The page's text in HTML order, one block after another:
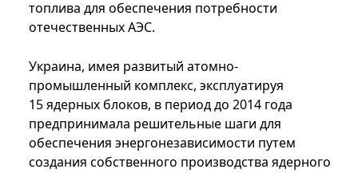
топлива для обеспечения потребности
отечественных АЭС.
Украина, имея развитый атомно-
промышленный комплекс, эксплуатируя
15 ядерных блоков, в период до 2014 года
предпринимала решительные шаги для
обеспечения энергонезависимости путем
создания собственного производства ядерного